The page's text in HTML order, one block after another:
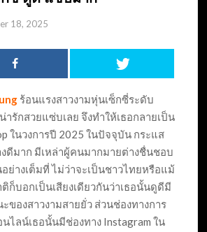
18, 2025
ร้อนแรงสาวงามหุ่นเซ็กซี่ระดับ
รักสวยแซ่บเลย จึงทำให้เธอกลายเป็น
ในวงการปี 2025 ในปัจจุบัน กระแส
ดีมาก มีเหล่าผู้คนมากมายต่างชื่นชอบ
ย่างเต็มที่ ไม่ว่าจะเป็นชาวไทยหรือแม้
ก็บอกเป็นเสียงเดียวกันว่าเธอนั้นดูดีมี
ะของสาวงามสายยั่ว ส่วนช่องทางการ
ไลน์เธอนั้นมีช่องทาง Instagram ใน